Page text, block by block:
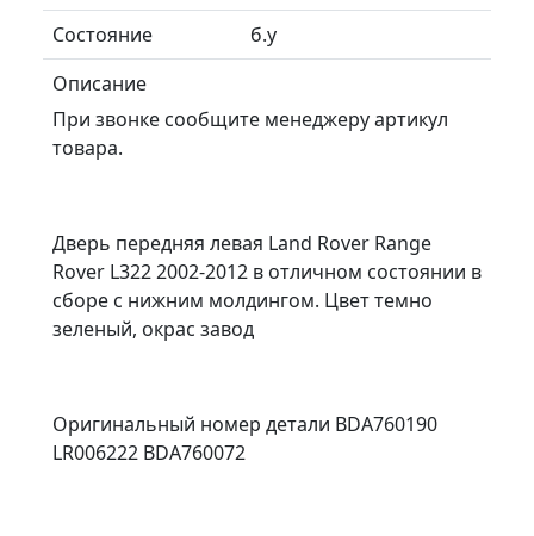
Состояние
б.у
Описание
При звонке сообщите менеджеру артикул
товара.
Дверь передняя левая Land Rover Range
Rover L322 2002-2012 в отличном состоянии в
сборе с нижним молдингом. Цвет темно
зеленый, окрас завод
Оригинальный номер детали BDA760190
LR006222 BDA760072